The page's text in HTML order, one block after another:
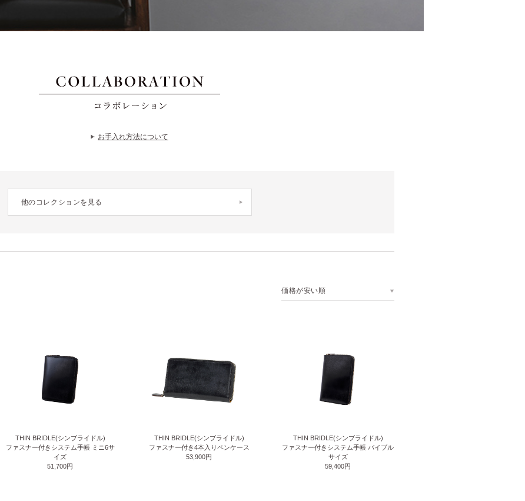
お手入れ方法について
他のコレクションを見る
価格が安い順
THIN BRIDLE(シンブライドル)
ファスナー付きシステム手帳 ミニ6サ
イズ
51,700円
THIN BRIDLE(シンブライドル)
ファスナー付き4本入りペンケース
53,900円
THIN BRIDLE(シンブライドル)
ファスナー付きシステム手帳 バイブル
サイズ
59,400円